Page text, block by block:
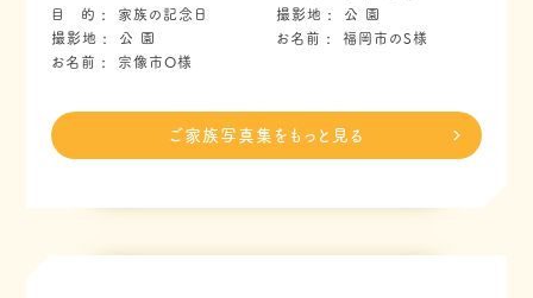
目 的
家族の記念日
撮影地
公 園
お名前
宗像市O様
撮影地
公 園
お名前
福岡市のS様
ご家族写真集をもっと見る